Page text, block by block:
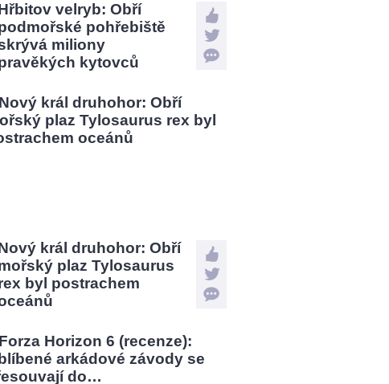
velryb: Obří
pohřebiště
miliony
kytovců
král druhohor: Obří
plaz Tylosaurus
byl postrachem